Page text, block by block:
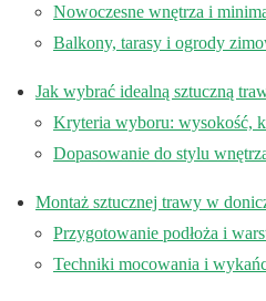
Nowoczesne wnętrza i
Balkony, tarasy i ogrody
Jak wybrać idealną sztuczną
Kryteria wyboru: wysokość,
Dopasowanie do stylu
Montaż sztucznej trawy w
Przygotowanie podłoża i
Techniki mocowania i